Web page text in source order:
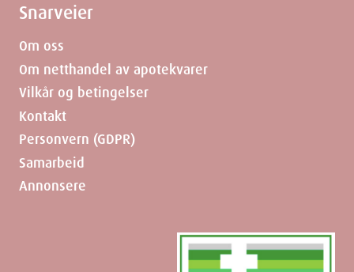
Snarveier
Om oss
Om netthandel av apotekvarer
Vilkår og betingelser
Kontakt
Personvern (GDPR)
Samarbeid
Annonsere